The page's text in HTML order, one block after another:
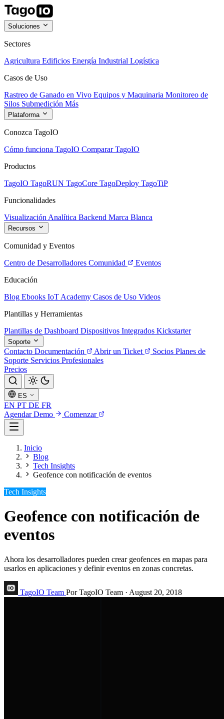
Soluciones
Sectores
Agricultura Edificios Energía Industrial Logística
Casos de Uso
Rastreo de Ganado en Vivo Equipos y Maquinaria Monitoreo de
Silos Submedición Más
Plataforma
Conozca TagoIO
Cómo funciona TagoIO Comparar TagoIO
Productos
TagoIO TagoRUN TagoCore TagoDeploy TagoTiP
Funcionalidades
Visualización Analítica Backend Marca Blanca
Recursos
Comunidad y Eventos
Centro de Desarrolladores Comunidad
Eventos
Educación
Blog Ebooks IoT Academy Casos de Uso Videos
Plantillas y Herramientas
Plantillas de Dashboard Dispositivos Integrados Kickstarter
Soporte
Contacto Documentación Abrir un Ticket Socios Planes de
Soporte Servicios Profesionales
Precios
ES
EN PT DE FR
Agendar Demo
Comenzar
Inicio
Blog
Tech Insights
Geofence con notificación de eventos
Tech Insights
Geofence con notificación de
eventos
Ahora los desarrolladores pueden crear geofences en mapas para
usarlos en aplicaciones y definir eventos en zonas concretas.
TagoIO Team Por TagoIO Team · August 20, 2018